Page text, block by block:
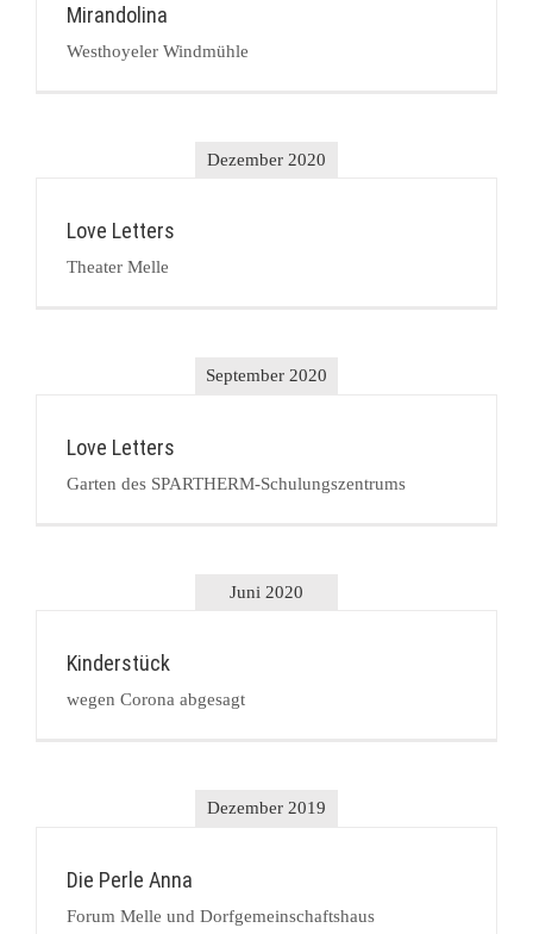
Mirandolina
Westhoyeler Windmühle
Dezember 2020
Love Letters
Theater Melle
September 2020
Love Letters
Garten des SPARTHERM-Schulungszentrums
Juni 2020
Kinderstück
wegen Corona abgesagt
Dezember 2019
Die Perle Anna
Forum Melle und Dorfgemeinschaftshaus